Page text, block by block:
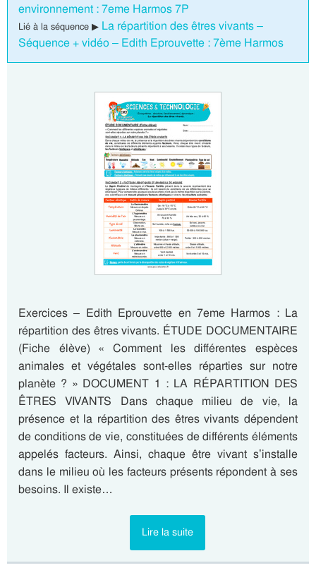
environnement : 7eme Harmos 7P
Lié à la séquence ▶ La répartition des êtres vivants –
Séquence + vidéo – Edith Eprouvette : 7ème Harmos
Exercices – Edith Eprouvette en 7eme Harmos : La
répartition des êtres vivants. ÉTUDE DOCUMENTAIRE
(Fiche élève) « Comment les différentes espèces
animales et végétales sont-elles réparties sur notre
planète ? » DOCUMENT 1 : LA RÉPARTITION DES
ÊTRES VIVANTS Dans chaque milieu de vie, la
présence et la répartition des êtres vivants dépendent
de conditions de vie, constituées de différents éléments
appelés facteurs. Ainsi, chaque être vivant s’installe
dans le milieu où les facteurs présents répondent à ses
besoins. Il existe…
Lire la suite